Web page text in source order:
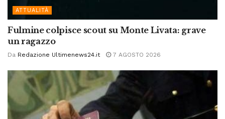
ATTUALITÀ
Fulmine colpisce scout su Monte Livata: grave
un ragazzo
Da Redazione Ultimenews24.it 7 AGOSTO 2026